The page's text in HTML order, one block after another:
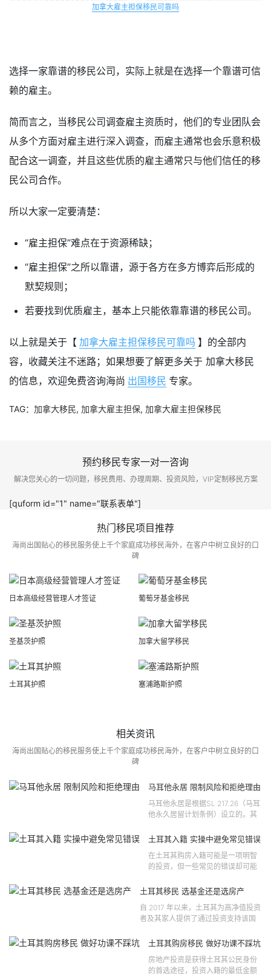
加拿大雇主担保移民可靠吗
选择一家靠谱的移民公司，实际上就是在选择一个靠谱可信
赖的雇主。
简而言之，当移民公司调查雇主资质时，他们的专业团队会
从多个方面对雇主进行深入调查，而雇主通常也会乐意积极
配合这一调查，并且这些优质的雇主通常只与他们信任的移
民公司合作。
所以大家一定要清楚：
“雇主担保”难点在于资源稀缺；
“雇主担保”之所以靠谱，源于各方在多方博弈后形成的
默契规则；
若要找到优质雇主，基本上只能依靠靠谱的移民公司。
以上就是关于【 加拿大雇主担保移民可靠吗 】的全部内
容，收藏关注不迷路；如果想要了解更多关于 加拿大移民
的信息，欢迎免费咨询海尚 出国移民 专家。
TAG： 加拿大移民, 加拿大雇主担保, 加拿大雇主担保移民
预约移民专家一对一咨询
解决您关心的一切问题，移民费用、办理周期、投资风险，VIP定制移民方案
[quform id="1" name="联系表单"]
热门移民项目推荐
海尚出国贴心的移民服务使上千个家庭成功移民海外，在客户中树立良好的口
碑
日本高级经营管理人才签证 葡萄牙基金移民
圣基茨护照 加拿大留学移民
土耳其护照 塞浦路斯护照
相关资讯
海尚出国贴心的移民服务使上千个家庭成功移民海外，在客户中树立良好的口
碑
马耳他永居 限制风险和拒绝理由
马耳他永居是根据SL 217.26（马耳
他永久居留计划条例）设立的。其
121 号法律公告，并随后根据2024
土耳其入籍 实操中避免常见错误
在土耳其购房入籍可能是一项明智
的投资，但一些常见的错误却可能
失。许多投资者轻信营销宣传或不
土耳其移民 选基金还是选房产
自 2017 年以来，土耳其为高净值投资
者及其家人提供了通过投资支持该国
会。 该计划的一大亮点在于其涵盖广
土耳其购房移民 做好功课不踩坑
房地产投资是获得土耳其公民身份
的首选途径，投资入籍的最低金额